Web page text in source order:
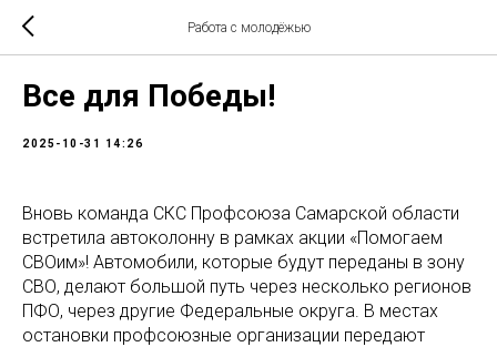
Работа с молодёжью
Все для Победы!
2025-10-31 14:26
Вновь команда СКС Профсоюза Самарской области
встретила автоколонну в рамках акции «Помогаем
СВОим»! Автомобили, которые будут переданы в зону
СВО, делают большой путь через несколько регионов
ПФО, через другие Федеральные округа. В местах
остановки профсоюзные организации передают